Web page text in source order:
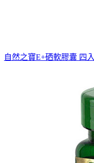
自然之寶E+硒軟膠囊 四入